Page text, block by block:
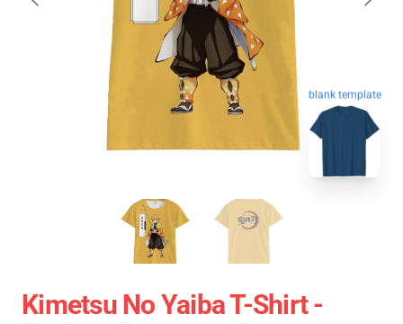
blank template
Kimetsu No Yaiba T-Shirt -